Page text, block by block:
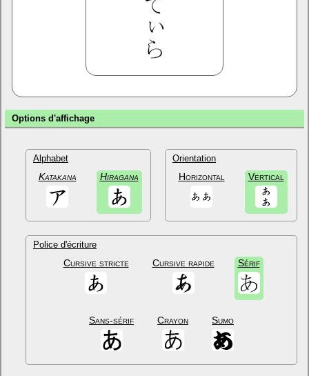
Options d'affichage
Alphabet
Katakana Hiragana
Orientation
Horizontal Vertical
Police d'écriture
Cursive stricte Cursive rapide Sérif
Sans-sérif Crayon Sumo